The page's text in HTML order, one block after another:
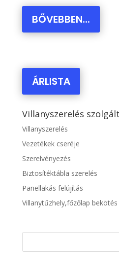
BŐVEBBEN...
ÁRLISTA
Villanyszerelés
Villanyszerelés
Vezetékek cseréje
Szerelvényezés
Biztosítéktábla szerelés
Panellakás felújítás
Villanytűzhely,főzőlap bekötés